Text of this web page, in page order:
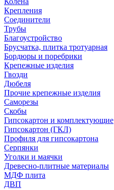
Крепления
Соединители
Трубы
Благоустройство
Брусчатка, плитка тротуарная
Бордюры и поребрики
Крепежные изделия
Гвозди
Дюбеля
Прочие крепежные изделия
Саморезы
Скобы
Гипсокартон и комплектующие
Гипсокартон (ГКЛ)
Профиля для гипсокартона
Серпянки
Уголки и маячки
Древесно-плитные материалы
МДФ плита
ДВП